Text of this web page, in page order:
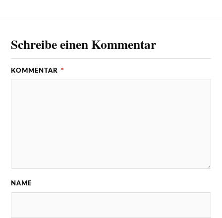
Schreibe einen Kommentar
KOMMENTAR *
NAME